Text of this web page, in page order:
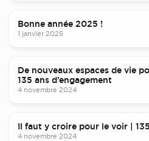
Bonne année 2025 !
1 janvier 2025
De nouveaux espaces de vie
135 ans d’engagement
4 novembre 2024
Il faut y croire pour le voir |
4 novembre 2024